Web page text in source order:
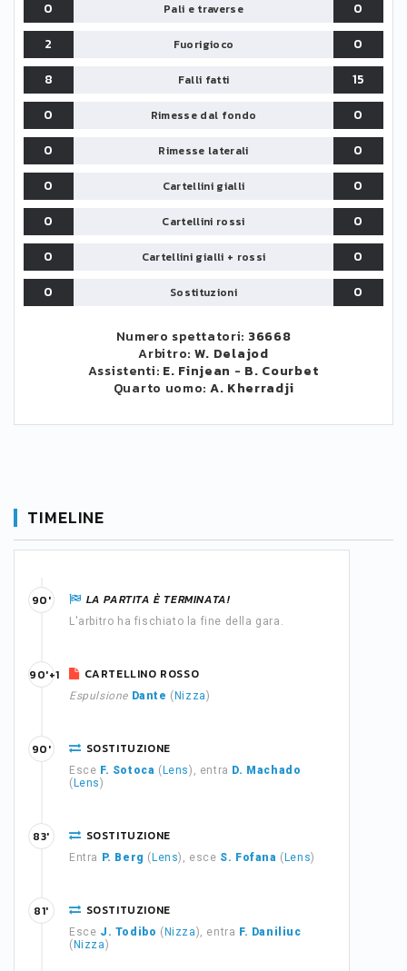
0 Pali e traverse
0
2
Fuorigioco
0
8
Falli fatti
15
0
Rimesse dal fondo
0
0
Rimesse laterali
0
0
Cartellini gialli
0
0
Cartellini rossi
0
0
Cartellini gialli + rossi
0
0
Sostituzioni 0
Numero spettatori: 36668
Arbitro: W. Delajod
Assistenti: E. Finjean - B. Courbet
Quarto uomo: A. Kherradji
TIMELINE
LA PARTITA È TERMINATA!
L'arbitro ha fischiato la fine della gara.
90'
CARTELLINO ROSSO
Espulsione Dante ( Nizza)
90'+1
SOSTITUZIONE
Esce F. Sotoca ( Lens), entra D. Machado
( Lens)
90'
SOSTITUZIONE
Entra P. Berg ( Lens), esce S. Fofana ( Lens)
83'
SOSTITUZIONE
Esce J. Todibo ( Nizza), entra F. Daniliuc
( Nizza)
81'